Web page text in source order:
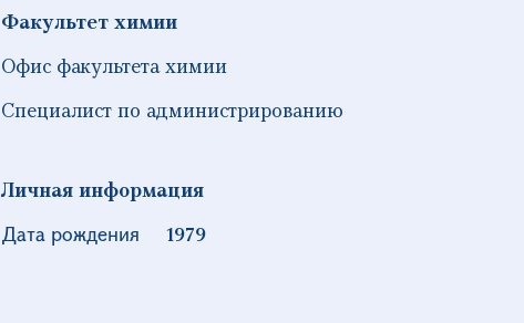
Факультет химии
Офис факультета химии
Специалист по администрированию
Личная информация
Дата рождения
1979